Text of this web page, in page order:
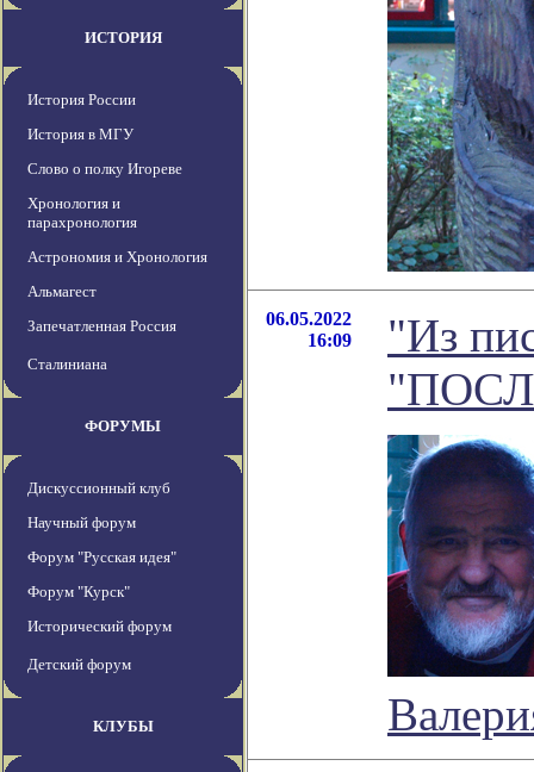
ИСТОРИЯ
История России
История в МГУ
Слово о полку Игореве
Хронология и
парахронология
Астрономия и Хронология
Альмагест
Запечатленная Россия
Сталиниана
ФОРУМЫ
Дискуссионный клуб
Научный форум
Форум "Русская идея"
Форум "Курск"
Исторический форум
Детский форум
КЛУБЫ
06.05.2022
16:09
"Из